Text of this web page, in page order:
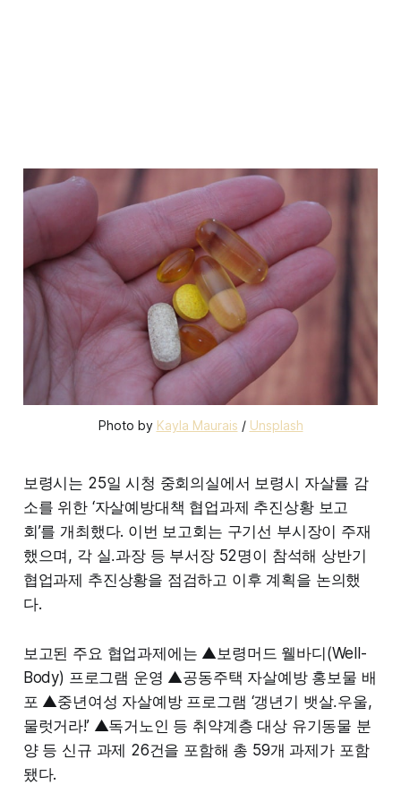
Photo by Kayla Maurais / Unsplash
보령시는 25일 시청 중회의실에서 보령시 자살률 감
소를 위한 ‘자살예방대책 협업과제 추진상황 보고
회’를 개최했다. 이번 보고회는 구기선 부시장이 주재
했으며, 각 실․과장 등 부서장 52명이 참석해 상반기
협업과제 추진상황을 점검하고 이후 계획을 논의했
다.
보고된 주요 협업과제에는 ▲보령머드 웰바디(Well-
Body) 프로그램 운영 ▲공동주택 자살예방 홍보물 배
포 ▲중년여성 자살예방 프로그램 ‘갱년기 뱃살․우울,
물럿거라!’ ▲독거노인 등 취약계층 대상 유기동물 분
양 등 신규 과제 26건을 포함해 총 59개 과제가 포함
됐다.